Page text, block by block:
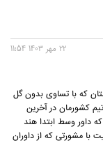
های فوتبال آسیا با این
مدعیان اصلی بداند.
22 مهر 1403 11:54
که با تساوی بدون گل
کشورمان در آخرین
داور وسط ابتدا هند
با مشورتی که از داوران